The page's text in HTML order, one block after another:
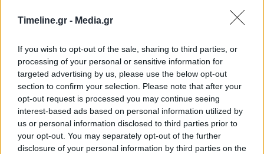
Timeline.gr - Media.gr
If you wish to opt-out of the sale, sharing to third parties, or
processing of your personal or sensitive information for
targeted advertising by us, please use the below opt-out
section to confirm your selection. Please note that after your
opt-out request is processed you may continue seeing
interest-based ads based on personal information utilized by
us or personal information disclosed to third parties prior to
your opt-out. You may separately opt-out of the further
disclosure of your personal information by third parties on the
μώλωπες στο σώμα της και έτσι κατάλαβε ότι
ξέρει τι ακριβώς.
Η μητέρα της Τζούλι, Άννα, μιλώντας στη Mirror
περιέγραψε τον εφιάλτη που βίωνε η κόρη της:
«Η Τζούλι που επέστρεψε από την Ελλάδα
λειτουργούσε σε δύο διαφορετικά επίπεδα. Σε